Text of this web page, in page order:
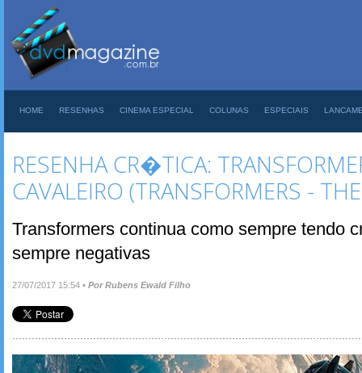
HOME RESENHAS CINEMA ESPECIAL COLUNAS ESPECIAIS
RESENHA CR�TICA:
CAVALEIRO (TRANSFORMERS -
Transformers continua como sempre tendo
sempre negativas
27/07/2017 15:54 • Por Rubens Ewald Filho